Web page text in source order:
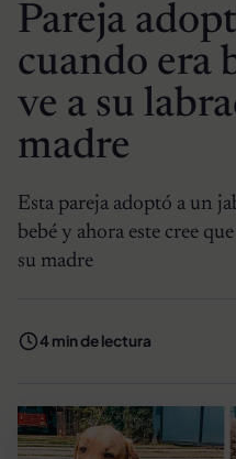
Pareja
cuando era
ve a su
madre
Esta pareja adoptó a un
bebé y ahora este cree
su madre
4 min de lectura